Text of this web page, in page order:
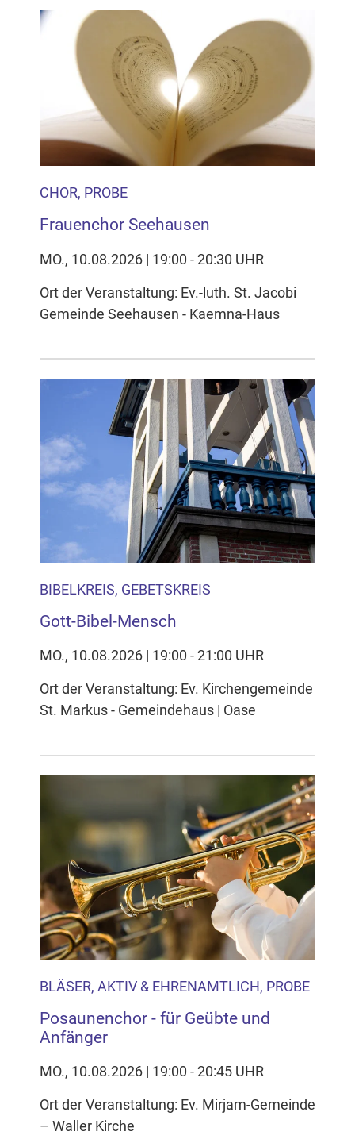
Google Map laden
Mit dem Laden der Karte akzeptieren Sie, dass die
Anwendung Google Maps beim Aktivieren von
Inhalten Cookies auf Ihrem Gerät setzt, z.B. zwecks
Reichweitenmessung und profilbasierter Werbung.
Näheres s.
zur Datenschutzerklärung
Hier können Sie Ihre Cookie-
Einstellungen anpassen
CHOR, PROBE
Frauenchor Seehausen
MO., 10.08.2026 | 19:00 - 20:30 UHR
Ort der Veranstaltung: Ev.-luth. St. Jacobi
Gemeinde Seehausen - Kaemna-Haus
BIBELKREIS, GEBETSKREIS
Gott-Bibel-Mensch
MO., 10.08.2026 | 19:00 - 21:00 UHR
Ort der Veranstaltung: Ev. Kirchengemeinde
St. Markus - Gemeindehaus | Oase
BLÄSER, AKTIV & EHRENAMTLICH, PROBE
Posaunenchor - für Geübte und
Anfänger
MO., 10.08.2026 | 19:00 - 20:45 UHR
Ort der Veranstaltung: Ev. Mirjam-Gemeinde
– Waller Kirche